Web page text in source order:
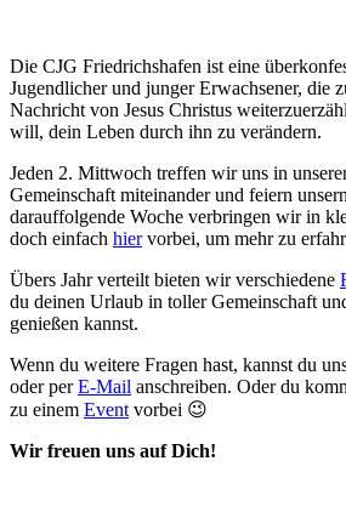
Die CJG Friedrichshafen ist eine
Jugendlicher und junger Erwachsener, die
Nachricht von Jesus Christus
will, dein Leben durch ihn zu verändern.
Jeden 2. Mittwoch treffen wir uns in
Gemeinschaft miteinander und feiern
darauffolgende Woche verbringen wir in
doch einfach hiervorbei, um mehr zu
Übers Jahr verteilt bieten wir verschiedene
du deinen Urlaub in toller Gemeinschaft
genießen kannst.
Wenn du weitere Fragen hast, kannst du
oder perE-Mail anschreiben. Oder du
zu einem Event vorbei 😉
Wir freuen uns auf Dich!